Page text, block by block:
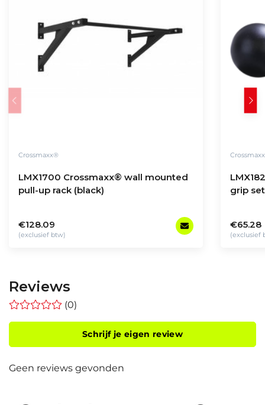
Crossmaxx®
LMX1700 Crossmaxx® wall mounted
pull-up rack (black)
€128.09
(exclusief btw)
grip set
€65.28
(exclusief
Reviews
(0)
Schrijf je eigen review
Geen reviews gevonden